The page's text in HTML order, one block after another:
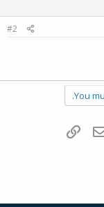
#2
You
דואר אלקטרוני